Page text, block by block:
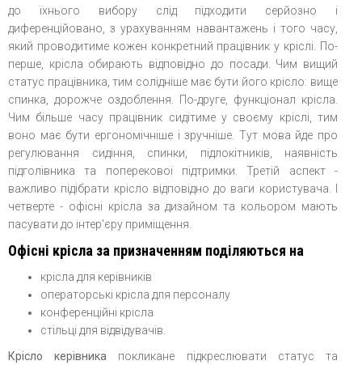
до їхнього вибору слід підходити серйозно і
диференційовано, з урахуванням навантажень і того часу,
який проводитиме кожен конкретний працівник у кріслі. По-
перше, крісла обирають відповідно до посади. Чим вищий
статус працівника, тим солідніше має бути його крісло: вище
спинка, дорожче оздоблення. По-друге, функціонал крісла.
Чим більше часу працівник сидітиме у своєму кріслі, тим
воно має бути ергономічніше і зручніше. Тут мова йде про
регулювання сидіння, спинки, підлокітників, наявність
підголівника та поперекової підтримки. Третій аспект -
важливо підібрати крісло відповідно до ваги користувача. І
четверте - офісні крісла за дизайном та кольором мають
пасувати до інтер'єру приміщення.
Офісні крісла за призначенням поділяються на
крісла для керівників
операторські крісла для персоналу
конференційні крісла
стільці для відвідувачів.
Крісло керівника покликане підкреслювати статус та